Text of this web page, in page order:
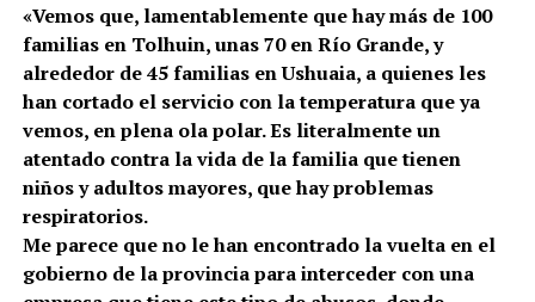
«Vemos que, lamentablemente que hay más de 100
familias en Tolhuin, unas 70 en Río Grande, y
alrededor de 45 familias en Ushuaia, a quienes les
han cortado el servicio con la temperatura que ya
vemos, en plena ola polar. Es literalmente un
atentado contra la vida de la familia que tienen
niños y adultos mayores, que hay problemas
respiratorios.
Me parece que no le han encontrado la vuelta en el
gobierno de la provincia para interceder con una